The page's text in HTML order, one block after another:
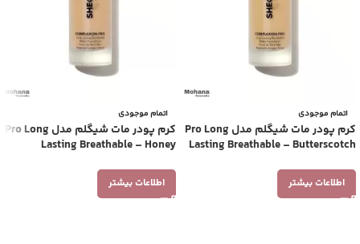
اتمام موجودی
کرم پودر مات شیگلم مدل Pro Long
Lasting Breathable – Butterscotch
اطلاعات بیشتر
اتمام موجودی
کرم پودر مات شیگلم مدل Pro Long
Lasting Breathable – Honey
اطلاعات بیشتر